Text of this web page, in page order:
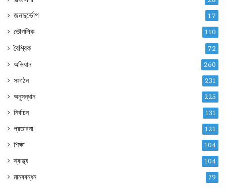
জনদুর্ভোগ 17
ভৌগলিক 110
বৈশ্বিক 72
অভিযান 260
সংগঠন 231
অনুসন্ধান 225
নির্বাচন 131
প্রতারনা 121
শিক্ষা 104
স্বাস্থ্য 104
মানববন্ধন 79